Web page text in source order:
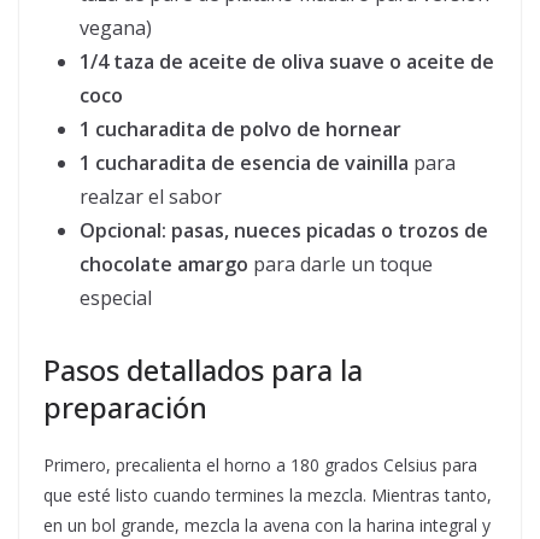
vegana)
1/4 taza de aceite de oliva suave o aceite de
coco
1 cucharadita de polvo de hornear
1 cucharadita de esencia de vainilla para
realzar el sabor
Opcional: pasas, nueces picadas o trozos de
chocolate amargo para darle un toque
especial
Pasos detallados para la
preparación
Primero, precalienta el horno a 180 grados Celsius para
que esté listo cuando termines la mezcla. Mientras tanto,
en un bol grande, mezcla la avena con la harina integral y